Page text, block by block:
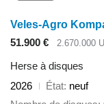
51.900 € 2.670.000
Herse à disques
2026
État neuf